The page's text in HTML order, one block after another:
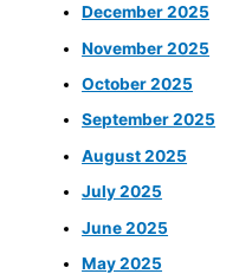
December 2025
November 2025
October 2025
September 2025
August 2025
July 2025
June 2025
May 2025